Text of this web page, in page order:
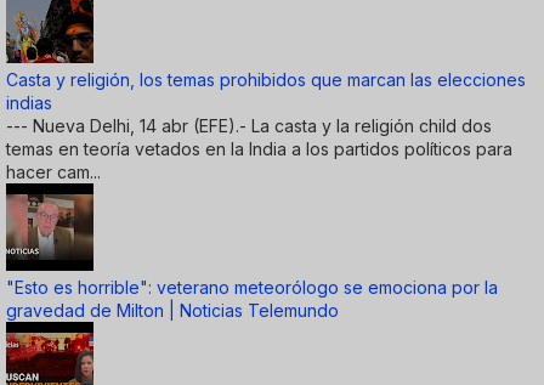
Casta y religión, los temas prohibidos que marcan las elecciones
indias
--- Nueva Delhi, 14 abr (EFE).- La casta y la religión child dos
temas en teoría vetados en la India a los partidos políticos para
hacer cam...
"Esto es horrible": veterano meteorólogo se emociona por la
gravedad de Milton | Noticias Telemundo